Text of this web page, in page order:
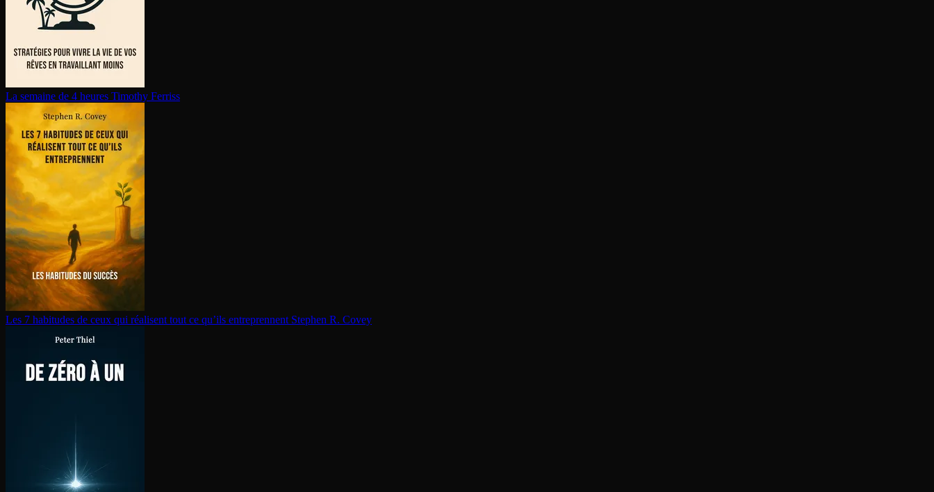
La semaine de 4 heures Timothy Ferriss
Les 7 habitudes de ceux qui réalisent tout ce qu’ils en­tre­prennent Stephen R. Covey